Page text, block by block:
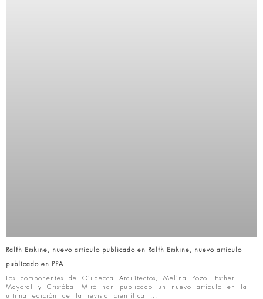
Ralfh Erskine, nuevo artículo publicado en Ralfh Erskine, nuevo artículo
publicado en PPA
Los componentes de Giudecca Arquitectos, Melina Pozo, Esther
Mayoral y Cristóbal Miró han publicado un nuevo artículo en la
última edición de la revista científica